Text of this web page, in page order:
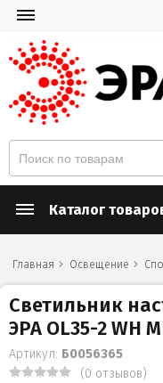
Каталог
Главная Освещение
Светильник
ЭРА OL35-2 WH
Артикул: Б0056365
(0 отзывов)